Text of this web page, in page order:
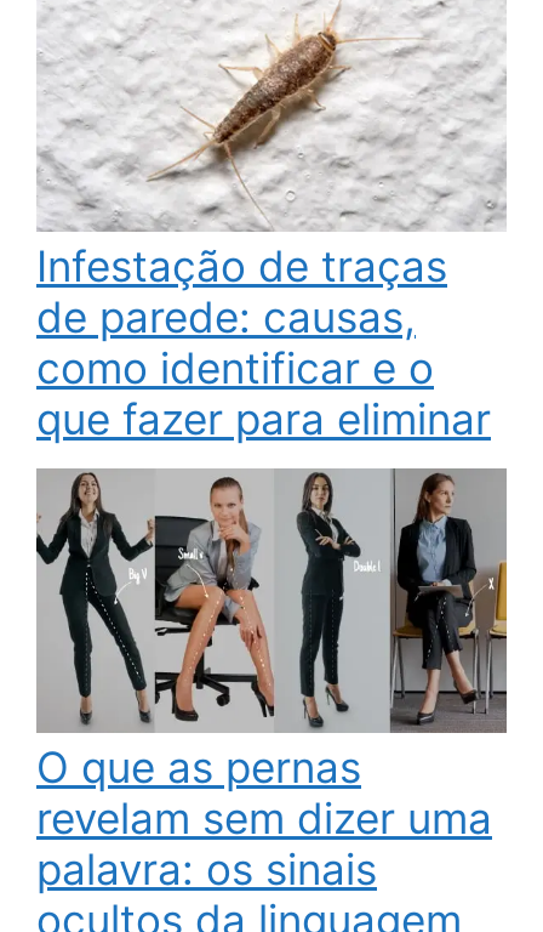
Infestação de traças
de parede: causas,
como identificar e o
que fazer para eliminar
O que as pernas
revelam sem dizer uma
palavra: os sinais
ocultos da linguagem